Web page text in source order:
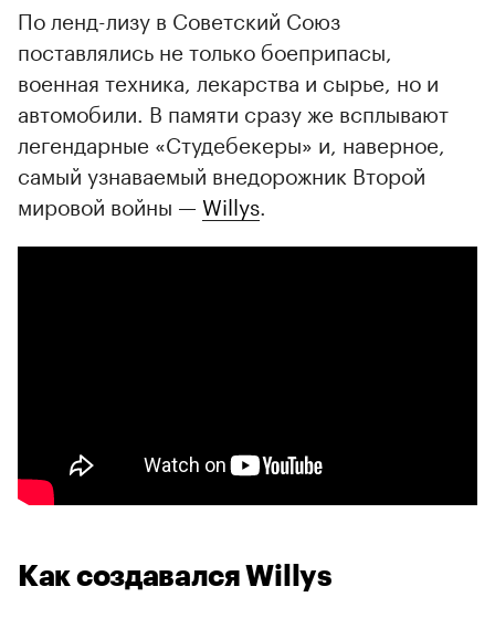
По ленд-лизу в Советский Союз
поставлялись не только боеприпасы,
военная техника, лекарства и сырье, но и
автомобили. В памяти сразу же всплывают
легендарные «Студебекеры» и, наверное,
самый узнаваемый внедорожник Второй
мировой войны — Willys
Как создавался Willys